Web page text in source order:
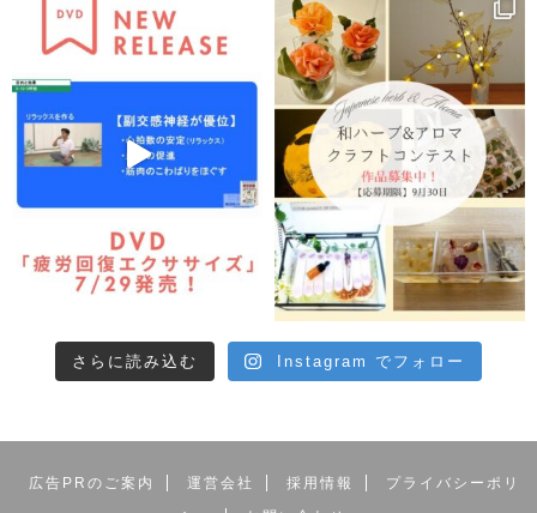
さらに読み込む Instagram でフォロー
広告PRのご案内 運営会社 採用情報
プライバシーポリ